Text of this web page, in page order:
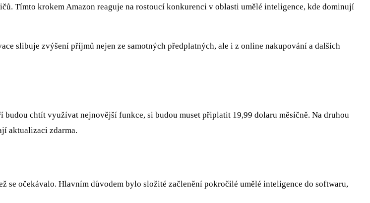
Tímto krokem Amazon reaguje na rostoucí konkurenci v oblasti umělé inteligence, kde dominují
slibuje zvýšení příjmů nejen ze samotných předplatných, ale i z online nakupování a dalších
chtít využívat nejnovější funkce, si budou muset připlatit 19,99 dolaru měsíčně. Na druhou
aktualizaci zdarma.
se očekávalo. Hlavním důvodem bylo složité začlenění pokročilé umělé inteligence do softwaru,